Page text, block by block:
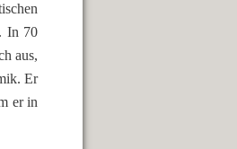
In 70
aus,
Er
er in